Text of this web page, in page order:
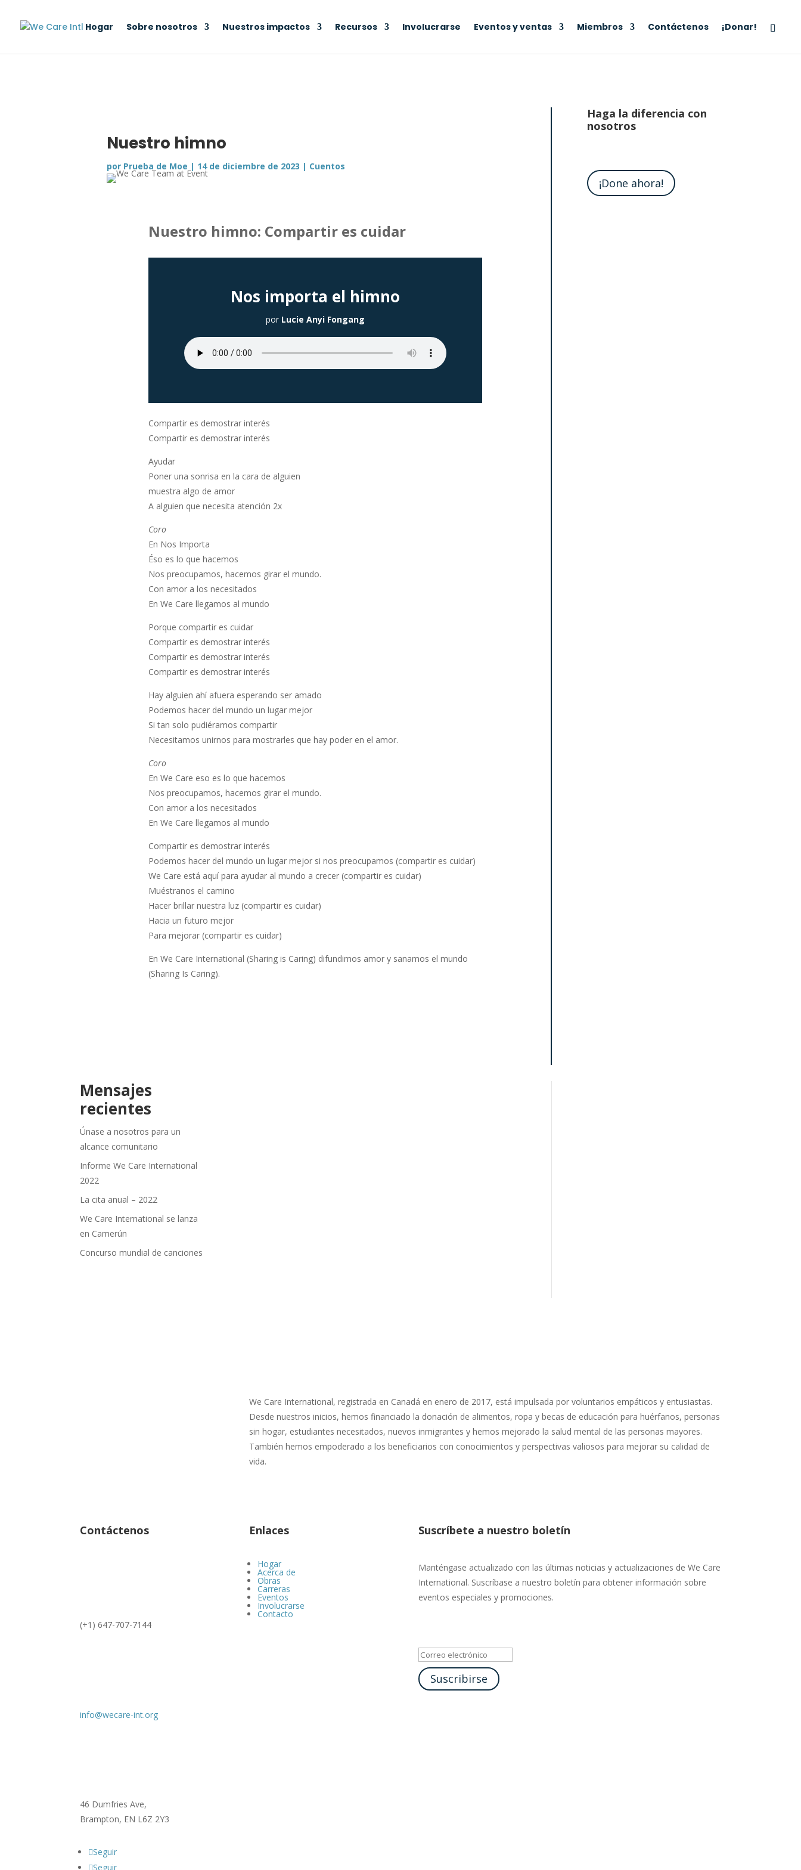
Hogar Sobre nosotros Nuestros impactos Recursos Involucrarse Eventos y ventas Miembros Contáctenos ¡Donar!
Nuestro himno
por Prueba de Moe | 14 de diciembre de 2023 | Cuentos
Nuestro himno: Compartir es cuidar
Nos importa el himno
por Lucie Anyi Fongang
Compartir es demostrar interés
Compartir es demostrar interés
Ayudar
Poner una sonrisa en la cara de alguien
muestra algo de amor
A alguien que necesita atención 2x
Coro
En Nos Importa
Éso es lo que hacemos
Nos preocupamos, hacemos girar el mundo.
Con amor a los necesitados
En We Care llegamos al mundo
Porque compartir es cuidar
Compartir es demostrar interés
Compartir es demostrar interés
Compartir es demostrar interés
Hay alguien ahí afuera esperando ser amado
Podemos hacer del mundo un lugar mejor
Si tan solo pudiéramos compartir
Necesitamos unirnos para mostrarles que hay poder en el amor.
Coro
En We Care eso es lo que hacemos
Nos preocupamos, hacemos girar el mundo.
Con amor a los necesitados
En We Care llegamos al mundo
Compartir es demostrar interés
Podemos hacer del mundo un lugar mejor si nos preocupamos (compartir es cuidar)
We Care está aquí para ayudar al mundo a crecer (compartir es cuidar)
Muéstranos el camino
Hacer brillar nuestra luz (compartir es cuidar)
Hacia un futuro mejor
Para mejorar (compartir es cuidar)
En We Care International (Sharing is Caring) difundimos amor y sanamos el mundo
(Sharing Is Caring).
Haga la diferencia con
nosotros
¡Done ahora!
Mensajes
recientes
Únase a nosotros para un
alcance comunitario
Informe We Care International
2022
La cita anual – 2022
We Care International se lanza
en Camerún
Concurso mundial de canciones
We Care International, registrada en Canadá en enero de 2017, está impulsada por voluntarios empáticos y entusiastas.
Desde nuestros inicios, hemos financiado la donación de alimentos, ropa y becas de educación para huérfanos, personas
sin hogar, estudiantes necesitados, nuevos inmigrantes y hemos mejorado la salud mental de las personas mayores.
También hemos empoderado a los beneficiarios con conocimientos y perspectivas valiosos para mejorar su calidad de
vida.
Contáctenos
(+1) 647-707-7144
info@wecare-int.org
46 Dumfries Ave,
Brampton, EN L6Z 2Y3
Seguir
Seguir
Enlaces
Hogar
Acerca de
Obras
Carreras
Eventos
Involucrarse
Contacto
Suscríbete a nuestro boletín
Manténgase actualizado con las últimas noticias y actualizaciones de We Care
International. Suscríbase a nuestro boletín para obtener información sobre
eventos especiales y promociones.
Suscribirse